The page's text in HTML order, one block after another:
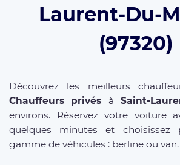
Laurent-Du-
(97320)
Découvrez les meilleurs
Chauffeurs privés à Saint-
environs. Réservez votre voiture
quelques minutes et choisissez
gamme de véhicules : berline ou van.